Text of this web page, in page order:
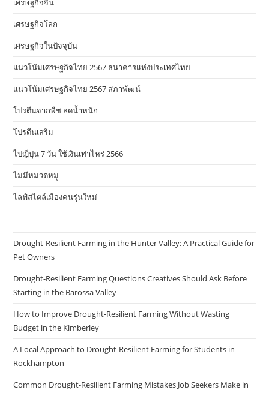
เศรษฐกิจจีน
เศรษฐกิจโลก
เศรษฐกิจในปัจจุบัน
แนวโน้มเศรษฐกิจไทย 2567 ธนาคารแห่งประเทศไทย
แนวโน้มเศรษฐกิจไทย 2567 สภาพัฒน์
โปรตีนจากพืช ลดน้ำหนัก
โปรตีนเสริม
ไปญี่ปุ่น 7 วัน ใช้เงินเท่าไหร่ 2566
ไม่มีหมวดหมู่
ไลฟ์สไตล์เมืองคนรุ่นใหม่
Drought-Resilient Farming in the Hunter Valley: A Practical Guide for
Pet Owners
Drought-Resilient Farming Questions Creatives Should Ask Before
Starting in the Barossa Valley
How to Improve Drought-Resilient Farming Without Wasting
Budget in the Kimberley
A Local Approach to Drought-Resilient Farming for Students in
Rockhampton
Common Drought-Resilient Farming Mistakes Job Seekers Make in